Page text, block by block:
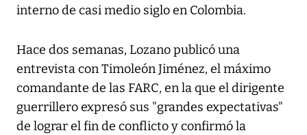
interno de casi medio siglo en Colombia.
Hace dos semanas, Lozano publicó una
entrevista con Timoleón Jiménez, el máximo
comandante de las FARC, en la que el dirigente
guerrillero expresó sus "grandes expectativas"
de lograr el fin de conflicto y confirmó la